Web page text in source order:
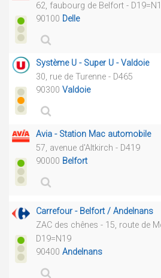
62, faubourg de Belfort -
90100 Delle
Système U - Super U - Valdoie
30, rue de Turenne - D465
90300 Valdoie
Avia - Station Mac automobile
57, avenue d'Altkirch - D419
90000 Belfort
Carrefour - Belfort / Andelnans
ZAC des chênes - 15, route de
D19=N19
90400 Andelnans